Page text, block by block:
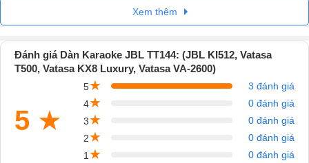
Loa có cấu tạo 3 loa 3 đường tiếng, bass loa có kích thước 30cm đáp
thanh sống động cho diện tích phòng hát VIP từ 25m2-30m2.
Loa JBL KH512 có độ nhạy cao đến 94dB thể hiện chất âm trung thực,
sắt nét, khiến người dùng cảm thấy yêu thích ngay từ lần nghe đầu
tiên.
Bên cạnh đó, KH512 có độ bền cao với lưới tản nhiệt làm bằng nhôm
cao cấp vừa tản nhiệt tốt vừa bảo vệ an toàn cho các linh kiện bên
Xem thêm
Đánh giá Dàn Karaoke JBL TT144: (JBL KI512, Vatasa
T500, Vatasa KX8 Luxury, Vatasa VA-2600)
5 ★
5★
3 đánh giá
4★
0 đánh giá
3★
0 đánh giá
2★
0 đánh giá
1★ 0 đánh giá